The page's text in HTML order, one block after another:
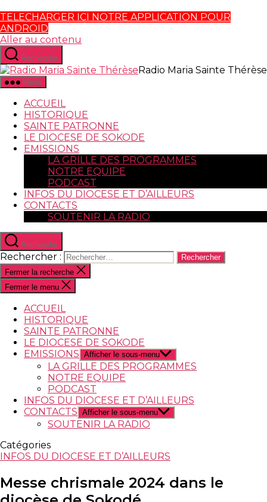
TELECHARGER ICI NOTRE APPLICATION POUR
ANDROID
Aller au contenu
Recherche
Radio Maria Sainte Thérèse
Menu
ACCUEIL
HISTORIQUE
SAINTE PATRONNE
LE DIOCESE DE SOKODE
EMISSIONS
LA GRILLE DES PROGRAMMES
NOTRE EQUIPE
PODCAST
INFOS DU DIOCESE ET D’AILLEURS
CONTACTS
SOUTENIR LA RADIO
Recherche
Rechercher :
Fermer la recherche
Fermer le menu
ACCUEIL
HISTORIQUE
SAINTE PATRONNE
LE DIOCESE DE SOKODE
EMISSIONS Afficher le sous-menu
LA GRILLE DES PROGRAMMES
NOTRE EQUIPE
PODCAST
INFOS DU DIOCESE ET D’AILLEURS
CONTACTS Afficher le sous-menu
SOUTENIR LA RADIO
Catégories
INFOS DU DIOCESE ET D’AILLEURS
Messe chrismale 2024 dans le